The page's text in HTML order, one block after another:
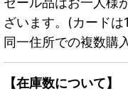
ざいます。(カードは
同一住所での複数購
【在庫数について】